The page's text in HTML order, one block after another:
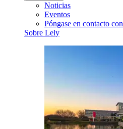
Noticias
Eventos
Póngase en contacto con
Sobre Lely